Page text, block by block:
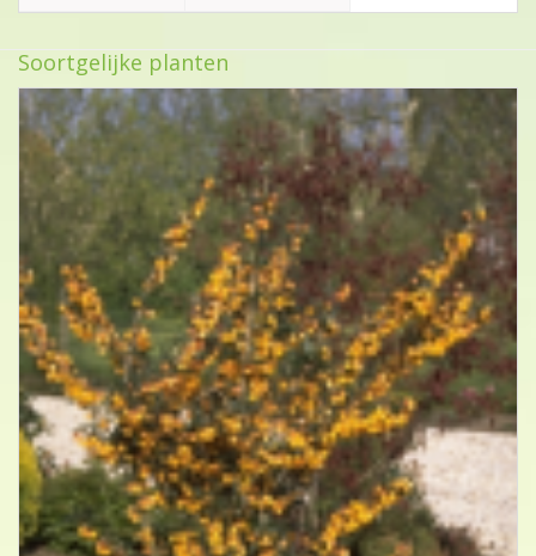
Soortgelijke planten